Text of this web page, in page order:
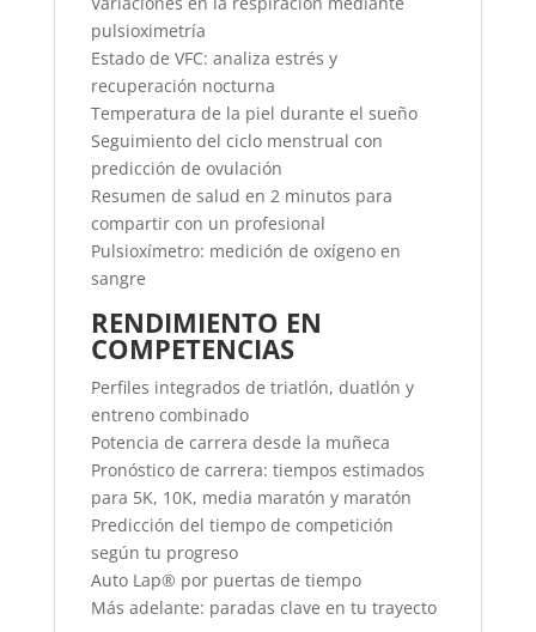
pulsioximetría
Estado de VFC: analiza estrés y
recuperación nocturna
Temperatura de la piel durante el sueño
Seguimiento del ciclo menstrual con
predicción de ovulación
Resumen de salud en 2 minutos para
compartir con un profesional
Pulsioxímetro: medición de oxígeno en
sangre
RENDIMIENTO EN
COMPETENCIAS
Perfiles integrados de triatlón, duatlón y
entreno combinado
Potencia de carrera desde la muñeca
Pronóstico de carrera: tiempos estimados
para 5K, 10K, media maratón y maratón
Predicción del tiempo de competición
según tu progreso
Auto Lap® por puertas de tiempo
Más adelante: paradas clave en tu trayecto